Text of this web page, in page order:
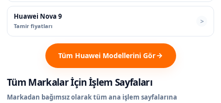
Huawei Nova 9
Tamir fiyatları
Tüm Huawei Modellerini Gör
Tüm Markalar İçin İşlem Sayfaları
Markadan bağımsız olarak tüm ana işlem sayfalarına